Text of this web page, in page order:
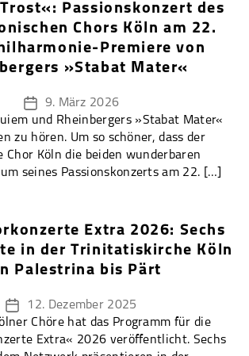
Passionskonzert des
Chors Köln am 22.
Premiere von
»Stabat Mater«
Veröffentlichungsdatum
9. März 2026
und Rheinbergers »Stabat Mater«
zu hören. Um so schöner, dass der
Chor Köln die beiden wunderbaren
seines Passionskonzerts am 22. […]
Extra 2026: Sechs
in der Trinitatiskirche Köln
Palestrina bis Pärt
Veröffentlichungsdatum
12. Dezember 2025
Chöre hat das Programm für die
Extra« 2026 veröffentlicht. Sechs